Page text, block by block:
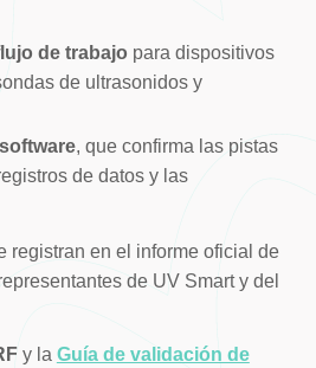
de trabajo para dispositivos
de ultrasonidos y
, que confirma las pistas
de datos y las
registran en el informe oficial de
de UV Smart y del
y la Guía de validación de